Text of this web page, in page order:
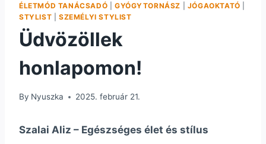
ÉLETMÓD TANÁCSADÓ GYÓGYTORNÁSZ JÓGAOKTATÓ
STYLIST
SZEMÉLYI STYLIST
Üdvözöllek
honlapomon!
By Nyuszka 2025. február 21.
Szalai Aliz – Egészséges élet és stílus